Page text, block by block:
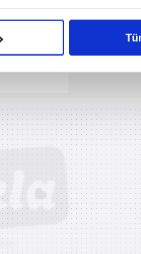
noktada, reklamların
çerezler bilgi toplumu
ve kişiselleştirilmesi
rızanız dahilinde
Çerezlere
Metnimizi
tıklayınız.